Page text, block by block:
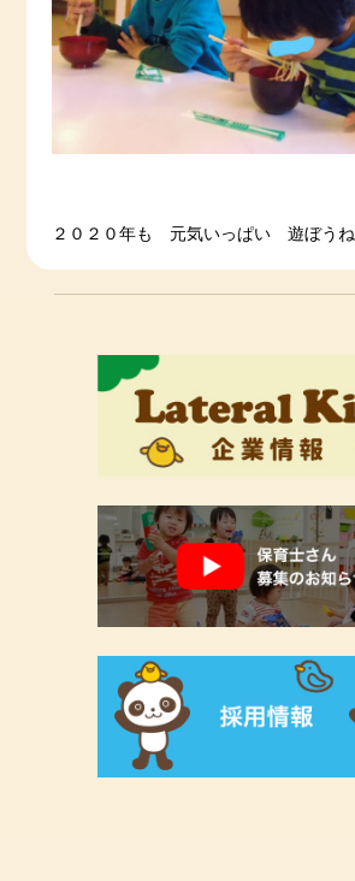
２０２０年も 元気いっぱい 遊ぼうね